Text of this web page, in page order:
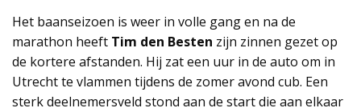
Het baanseizoen is weer in volle gang en na de
marathon heeft Tim den Besten zijn zinnen gezet op
de kortere afstanden. Hij zat een uur in de auto om in
Utrecht te vlammen tijdens de zomer avond cub. Een
sterk deelnemersveld stond aan de start die aan elkaar